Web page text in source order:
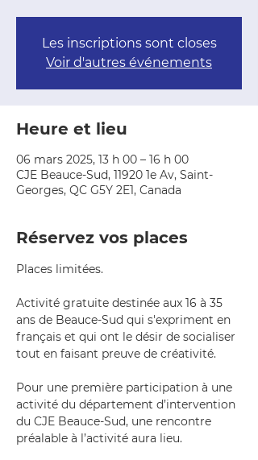
Les inscriptions sont closes
Voir d'autres événements
Heure et lieu
06 mars 2025, 13 h 00 – 16 h 00
CJE Beauce-Sud, 11920 1e Av, Saint-
Georges, QC G5Y 2E1, Canada
Réservez vos places
Places limitées.
Activité gratuite destinée aux 16 à 35
ans de Beauce-Sud qui s'expriment en
français et qui ont le désir de socialiser
tout en faisant preuve de créativité.
Pour une première participation à une
activité du département d’intervention
du CJE Beauce-Sud, une rencontre
préalable à l’activité aura lieu.